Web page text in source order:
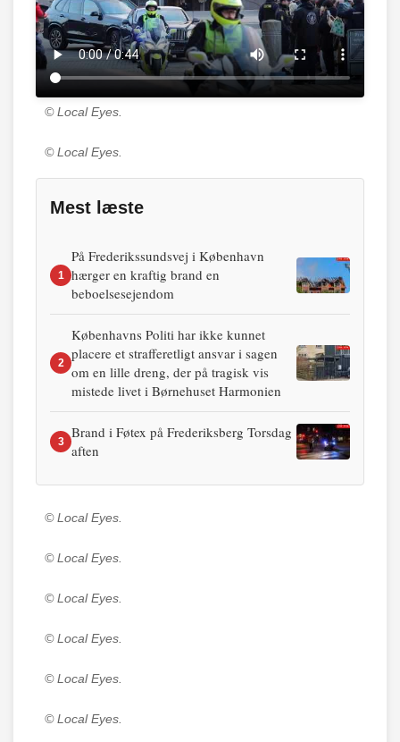
© Local Eyes.
© Local Eyes.
Mest læste
1
På Frederikssundsvej i København
hærger en kraftig brand en
beboelsesejendom
2
Københavns Politi har ikke kunnet
placere et strafferetligt ansvar i sagen
om en lille dreng, der på tragisk vis
mistede livet i Børnehuset Harmonien
3
Brand i Føtex på Frederiksberg Torsdag
aften
© Local Eyes.
© Local Eyes.
© Local Eyes.
© Local Eyes.
© Local Eyes.
© Local Eyes.